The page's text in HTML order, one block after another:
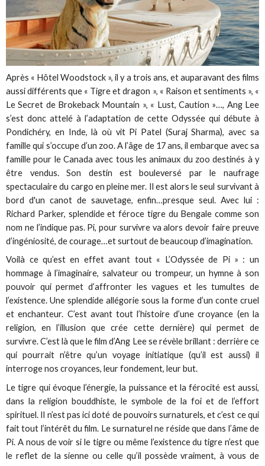
Après « Hôtel Woodstock », il y a trois ans, et auparavant des films
aussi différents que « Tigre et dragon », « Raison et sentiments », «
Le Secret de Brokeback Mountain », « Lust, Caution »…, Ang Lee
s’est donc attelé à l’adaptation de cette Odyssée qui débute à
Pondichéry, en Inde, là où vit Pi Patel (Suraj Sharma), avec sa
famille qui s’occupe d’un zoo. A l’âge de 17 ans, il embarque avec sa
famille pour le Canada avec tous les animaux du zoo destinés à y
être vendus. Son destin est bouleversé par le naufrage
spectaculaire du cargo en pleine mer. Il est alors le seul survivant à
bord d'un canot de sauvetage, enfin…presque seul. Avec lui :
Richard Parker, splendide et féroce tigre du Bengale comme son
nom ne l’indique pas. Pi, pour survivre va alors devoir faire preuve
d’ingéniosité, de courage…et surtout de beaucoup d’imagination.
Voilà ce qu’est en effet avant tout « L’Odyssée de Pi » : un
hommage à l’imaginaire, salvateur ou trompeur, un hymne à son
pouvoir qui permet d’affronter les vagues et les tumultes de
l’existence. Une splendide allégorie sous la forme d’un conte cruel
et enchanteur. C’est avant tout l’histoire d’une croyance (en la
religion, en l’illusion que crée cette dernière) qui permet de
survivre. C’est là que le film d’Ang Lee se révèle brillant : derrière ce
qui pourrait n’être qu’un voyage initiatique (qu’il est aussi) il
interroge nos croyances, leur fondement, leur but.
Le tigre qui évoque l’énergie, la puissance et la férocité est aussi,
dans la religion bouddhiste, le symbole de la foi et de l’effort
spirituel. Il n’est pas ici doté de pouvoirs surnaturels, et c’est ce qui
fait tout l’intérêt du film. Le surnaturel ne réside que dans l’âme de
Pi. A nous de voir si le tigre ou même l’existence du tigre n’est que
le reflet de la sienne ou celle qu’il possède vraiment, à vous de